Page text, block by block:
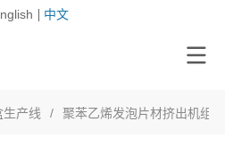
中文
生产线 / 聚苯乙烯发泡片材挤出机组